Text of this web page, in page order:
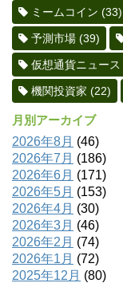
ミームコイン (33)
予測市場 (39)
仮想通貨ニュース
機関投資家 (22)
月別アーカイブ
2026年8月 (46)
2026年7月 (186)
2026年6月 (171)
2026年5月 (153)
2026年4月 (30)
2026年3月 (46)
2026年2月 (74)
2026年1月 (72)
2025年12月 (80)